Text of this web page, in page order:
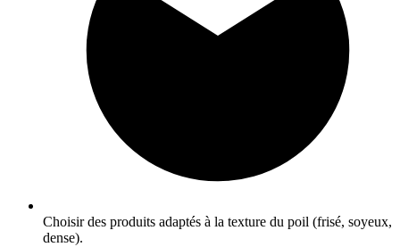
Choisir des produits adaptés à la texture du poil (frisé, soyeux,
dense).